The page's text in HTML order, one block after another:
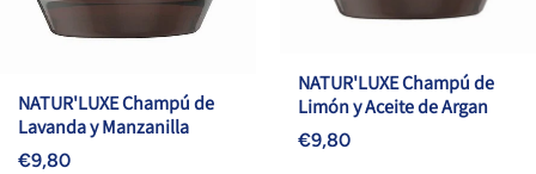
NATUR'LUXE Champú de
Lavanda y Manzanilla
€9,80
NATUR'LUXE Champú de
Limón y Aceite de Argan
€9,80